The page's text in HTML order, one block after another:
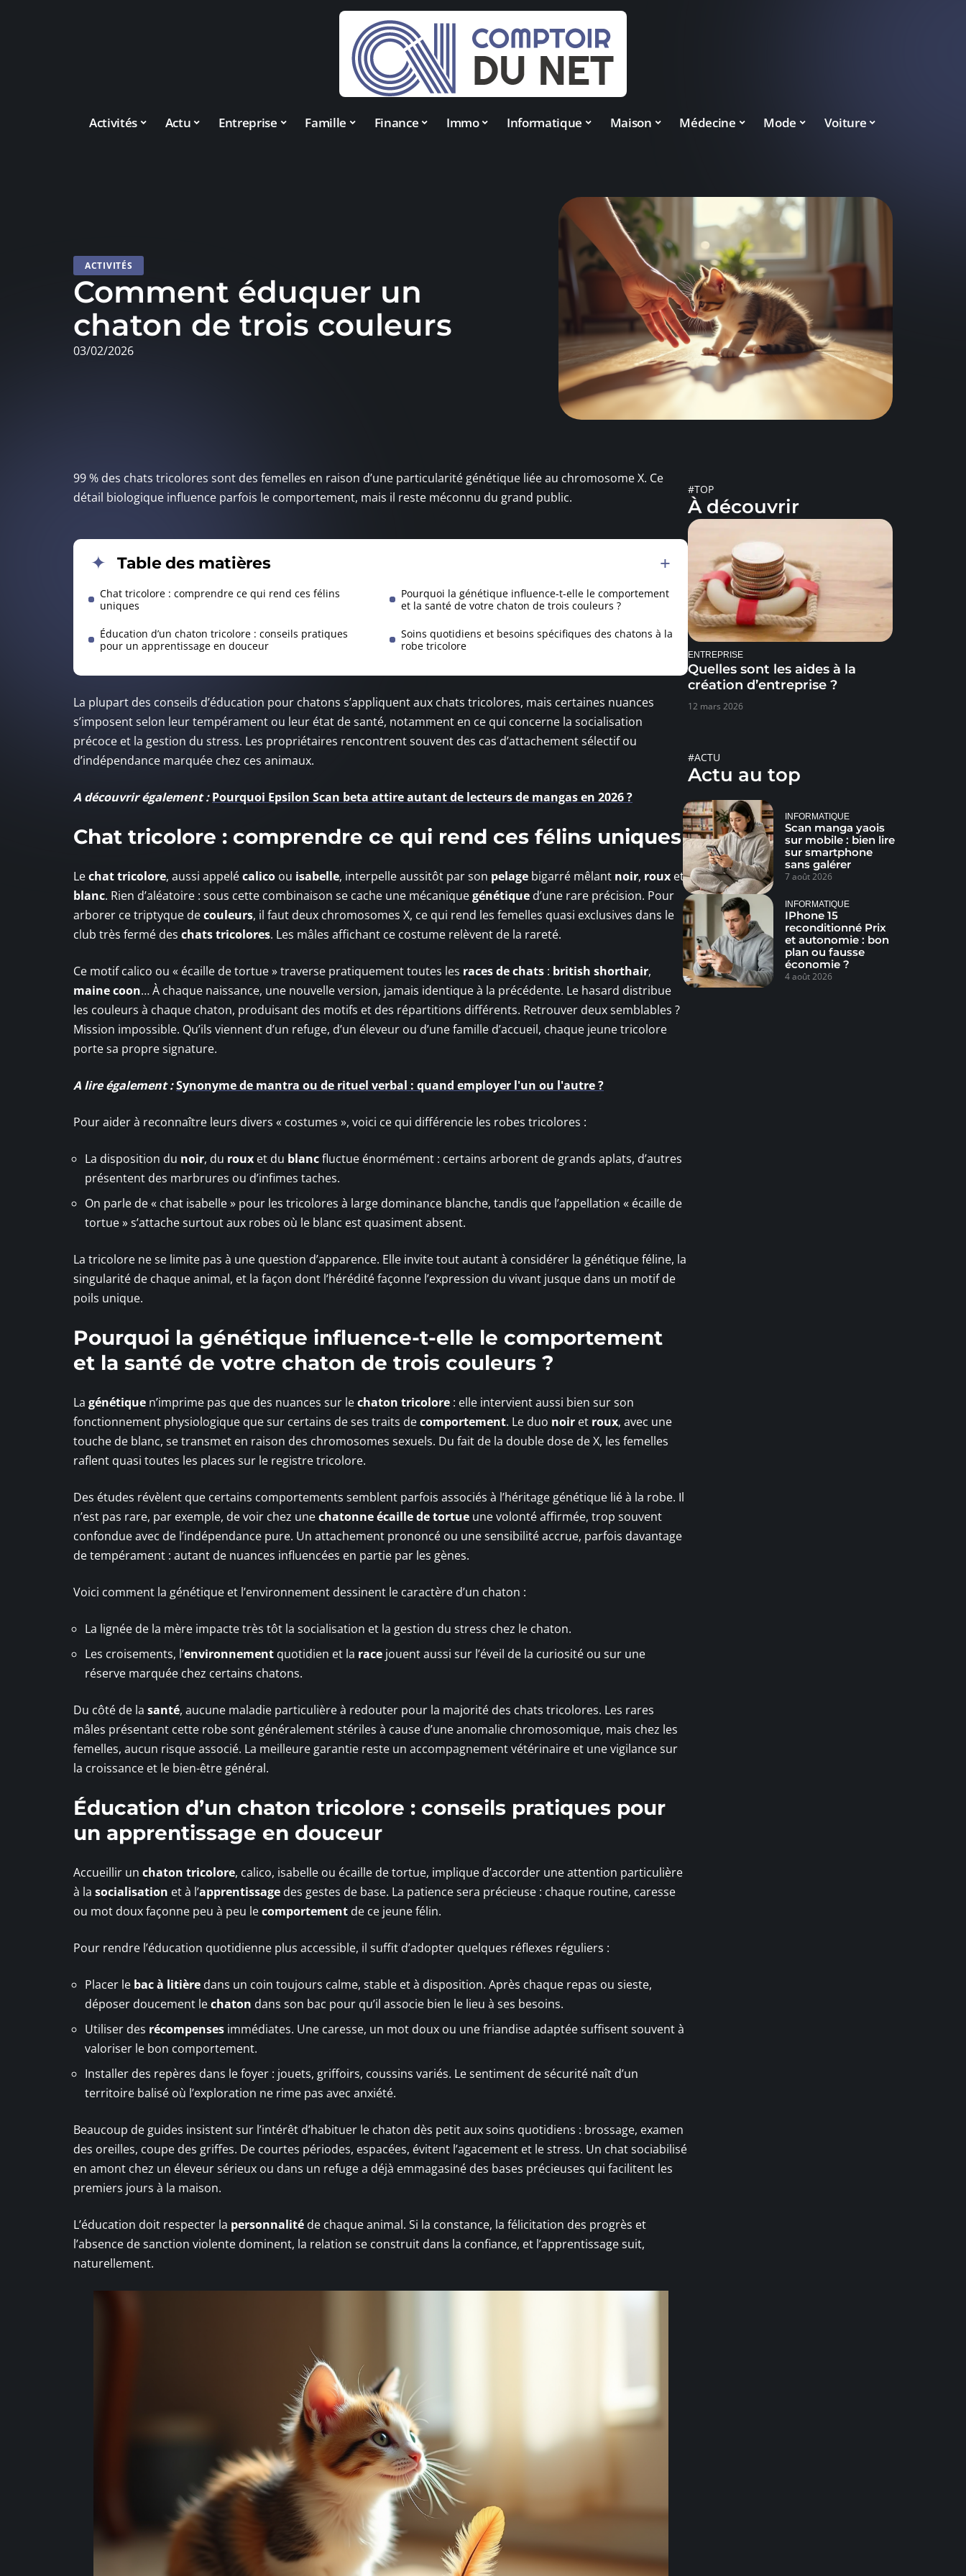
Activités Actu Entreprise Famille Finance Immo Informatique Maison Médecine Mode Voiture
ACTIVITÉS
Comment éduquer un
chaton de trois couleurs
03/02/2026
99 % des chats tricolores sont des femelles en raison d’une particularité génétique liée au chromosome X. Ce
détail biologique influence parfois le comportement, mais il reste méconnu du grand public.
Table des matières
Chat tricolore : comprendre ce qui rend ces félins
uniques
Pourquoi la génétique influence-t-elle le comportement
et la santé de votre chaton de trois couleurs ?
Éducation d’un chaton tricolore : conseils pratiques
pour un apprentissage en douceur
Soins quotidiens et besoins spécifiques des chatons à la
robe tricolore
La plupart des conseils d’éducation pour chatons s’appliquent aux chats tricolores, mais certaines nuances
s’imposent selon leur tempérament ou leur état de santé, notamment en ce qui concerne la socialisation
précoce et la gestion du stress. Les propriétaires rencontrent souvent des cas d’attachement sélectif ou
d’indépendance marquée chez ces animaux.
A découvrir également : Pourquoi Epsilon Scan beta attire autant de lecteurs de mangas en 2026 ?
Chat tricolore : comprendre ce qui rend ces félins uniques
Lechat tricolore, aussi appelécalico ou isabelle, interpelle aussitôt par son pelage bigarré mêlant noir, roux et
blanc. Rien d’aléatoire : sous cette combinaison se cache une mécaniquegénétique d’une rare précision. Pour
arborer ce triptyque decouleurs, il faut deux chromosomes X, ce qui rend les femelles quasi exclusives dans le
club très fermé des chats tricolores. Les mâles affichant ce costume relèvent de la rareté.
Ce motif calico ou « écaille de tortue » traverse pratiquement toutes les races de chats : british shorthair,
maine coon… À chaque naissance, une nouvelle version, jamais identique à la précédente. Le hasard distribue
les couleurs à chaque chaton, produisant des motifs et des répartitions différents. Retrouver deux semblables ?
Mission impossible. Qu’ils viennent d’un refuge, d’un éleveur ou d’une famille d’accueil, chaque jeune tricolore
porte sa propre signature.
A lire également :Synonyme de mantra ou de rituel verbal : quand employer l'un ou l'autre ?
Pour aider à reconnaître leurs divers « costumes », voici ce qui différencie les robes tricolores :
La disposition du noir, du roux et du blancfluctue énormément : certains arborent de grands aplats, d’autres
présentent des marbrures ou d’infimes taches.
On parle de « chat isabelle » pour les tricolores à large dominance blanche, tandis que l’appellation « écaille de
tortue » s’attache surtout aux robes où le blanc est quasiment absent.
La tricolore ne se limite pas à une question d’apparence. Elle invite tout autant à considérer la génétique féline, la
singularité de chaque animal, et la façon dont l’hérédité façonne l’expression du vivant jusque dans un motif de
poils unique.
Pourquoi la génétique influence-t-elle le comportement
et la santé de votre chaton de trois couleurs ?
La génétique n’imprime pas que des nuances sur lechaton tricolore : elle intervient aussi bien sur son
fonctionnement physiologique que sur certains de ses traits decomportement. Le duo noir et roux, avec une
touche de blanc, se transmet en raison des chromosomes sexuels. Du fait de la double dose de X, les femelles
raflent quasi toutes les places sur le registre tricolore.
Des études révèlent que certains comportements semblent parfois associés à l’héritage génétique lié à la robe. Il
n’est pas rare, par exemple, de voir chez unechatonne écaille de tortue une volonté affirmée, trop souvent
confondue avec de l’indépendance pure. Un attachement prononcé ou une sensibilité accrue, parfois davantage
de tempérament : autant de nuances influencées en partie par les gènes.
Voici comment la génétique et l’environnement dessinent le caractère d’un chaton :
La lignée de la mère impacte très tôt la socialisation et la gestion du stress chez le chaton.
Les croisements, l’environnement quotidien et la race jouent aussi sur l’éveil de la curiosité ou sur une
réserve marquée chez certains chatons.
Du côté de la santé, aucune maladie particulière à redouter pour la majorité des chats tricolores. Les rares
mâles présentant cette robe sont généralement stériles à cause d’une anomalie chromosomique, mais chez les
femelles, aucun risque associé. La meilleure garantie reste un accompagnement vétérinaire et une vigilance sur
la croissance et le bien-être général.
Éducation d’un chaton tricolore : conseils pratiques pour
un apprentissage en douceur
Accueillir un chaton tricolore, calico, isabelle ou écaille de tortue, implique d’accorder une attention particulière
à la socialisation et à l’apprentissage des gestes de base. La patience sera précieuse : chaque routine, caresse
ou mot doux façonne peu à peu lecomportement de ce jeune félin.
Pour rendre l’éducation quotidienne plus accessible, il suffit d’adopter quelques réflexes réguliers :
Placer le bac à litière dans un coin toujours calme, stable et à disposition. Après chaque repas ou sieste,
déposer doucement lechaton dans son bac pour qu’il associe bien le lieu à ses besoins.
Utiliser des récompenses immédiates. Une caresse, un mot doux ou une friandise adaptée suffisent souvent à
valoriser le bon comportement.
Installer des repères dans le foyer : jouets, griffoirs, coussins variés. Le sentiment de sécurité naît d’un
territoire balisé où l’exploration ne rime pas avec anxiété.
Beaucoup de guides insistent sur l’intérêt d’habituer le chaton dès petit aux soins quotidiens : brossage, examen
des oreilles, coupe des griffes. De courtes périodes, espacées, évitent l’agacement et le stress. Un chat sociabilisé
en amont chez un éleveur sérieux ou dans un refuge a déjà emmagasiné des bases précieuses qui facilitent les
premiers jours à la maison.
L’éducation doit respecter la personnalité de chaque animal. Si la constance, la félicitation des progrès et
l’absence de sanction violente dominent, la relation se construit dans la confiance, et l’apprentissage suit,
naturellement.
#TOP
À découvrir
ENTREPRISE
Quelles sont les aides à la
création d’entreprise ?
12 mars 2026
#ACTU
Actu au top
INFORMATIQUE
Scan manga yaois
sur mobile : bien lire
sur smartphone
sans galérer
7 août 2026
INFORMATIQUE
IPhone 15
reconditionné Prix
et autonomie : bon
plan ou fausse
économie ?
4 août 2026